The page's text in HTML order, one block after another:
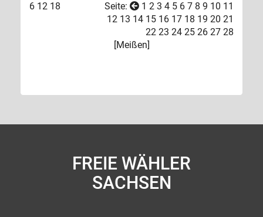
6 12 18 Seite: 1 2 3 4 5 6 7 8 9 10 11
12 13 14 15 16 17 18 19 20 21
22 23 24 25 26 27 28
[Meißen]
FREIE WÄHLER
SACHSEN